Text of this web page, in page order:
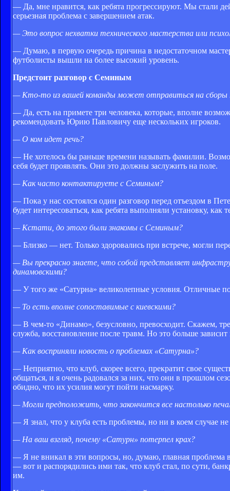
— Да, мне нравится, как ребята прогрессируют. Мы стали
серьезная проблема с завершением атак.
— Это вопрос нехватки технического мастерства или
— Думаю, в первую очередь причина в недостаточном
футболисты вышли на более высокий уровень.
Предстоит разговор с Семиным
— Кто-то из вашей команды может отправиться на сборы
— Да, есть на примете три человека, которые, вполне
рекомендовать Юрию Павловичу еще нескольких игроков.
— О ком идет речь?
— Не хотелось бы раньше времени называть фамилии.
себя будет проявлять. Они это должны заслужить на поле.
— Как часто контактируете с Семиным?
— Пока у нас состоялся один разговор перед отъездом в
будет интересоваться, как ребята выполняли установку,
— Кстати, до этого были знакомы с Семиным?
— Близко — нет. Только здоровались при встрече, могли
— Вы прекрасно знаете, что собой представляет
динамовскими?
— У того же «Сатурна» великолепные условия. Отличные
— То есть вполне сопоставимые с киевскими?
— В чем-то «Динамо», безусловно, превосходит. Скажем,
служба, восстановление после травм. Но это больше
— Как восприняли новость о проблемах «Сатурна»?
— Неприятно, что клуб, скорее всего, прекратит свое
общаться, и я очень радовался за них, что они в прошлом
обидно, что их усилия могут пойти насмарку.
— Могли предположить, что закончится все настолько
— Я знал, что у клуба есть проблемы, но ни в коем случае
— На ваш взгляд, почему «Сатурн» потерпел крах?
— Я не вникал в эти вопросы, но, думаю, главная проблема
— вот и распорядились ими так, что клуб стал, по сути,
им.